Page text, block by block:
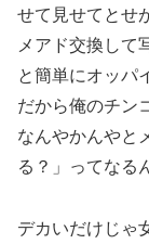
せて見せてとせ
メアド交換して
と簡単にオッパ
だから俺のチン
なんやかんやと
る？」ってなる
デカいだけじゃ